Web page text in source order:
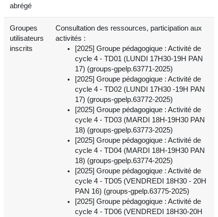
abrégé
Groupes
utilisateurs
inscrits
Consultation des ressources, participation aux
activités :
[2025] Groupe pédagogique : Activité de
cycle 4 - TD01 (LUNDI 17H30-19H PAN
17) (groups-gpelp.63771-2025)
[2025] Groupe pédagogique : Activité de
cycle 4 - TD02 (LUNDI 17H30 -19H PAN
17) (groups-gpelp.63772-2025)
[2025] Groupe pédagogique : Activité de
cycle 4 - TD03 (MARDI 18H-19H30 PAN
18) (groups-gpelp.63773-2025)
[2025] Groupe pédagogique : Activité de
cycle 4 - TD04 (MARDI 18H-19H30 PAN
18) (groups-gpelp.63774-2025)
[2025] Groupe pédagogique : Activité de
cycle 4 - TD05 (VENDREDI 18H30 - 20H
PAN 16) (groups-gpelp.63775-2025)
[2025] Groupe pédagogique : Activité de
cycle 4 - TD06 (VENDREDI 18H30-20H